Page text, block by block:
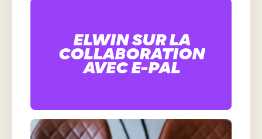
ELWIN SUR LA
COLLABORATION
AVEC E-PAL